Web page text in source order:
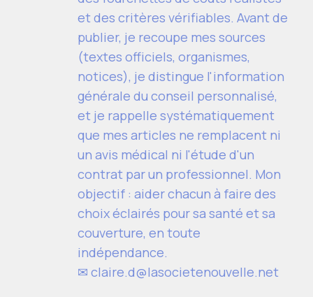
et des critères vérifiables. Avant de
publier, je recoupe mes sources
(textes officiels, organismes,
notices), je distingue l'information
générale du conseil personnalisé,
et je rappelle systématiquement
que mes articles ne remplacent ni
un avis médical ni l'étude d'un
contrat par un professionnel. Mon
objectif : aider chacun à faire des
choix éclairés pour sa santé et sa
couverture, en toute
indépendance.
✉ claire.d@lasocietenouvelle.net